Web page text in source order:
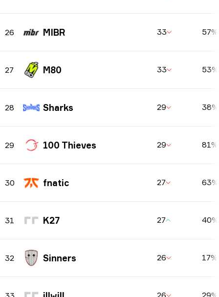
26 MIBR 33 57%
27 M80 33 53%
28 Sharks 29 38%
29 100 Thieves 29 81%
30 fnatic 27 63%
31 K27 27 40%
32 Sinners 26 17%
26 29%